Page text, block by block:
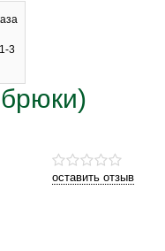
3
оставить отзыв